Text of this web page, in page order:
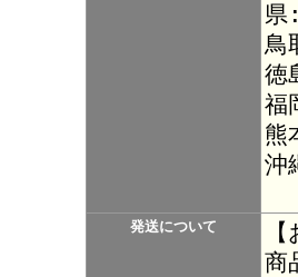
県
鳥
徳
福
熊
沖
発送について
商